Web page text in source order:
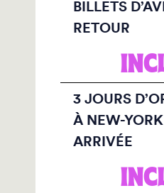
BILLETS
RETOUR
3 JOURS
À NEW-
ARRIVÉE